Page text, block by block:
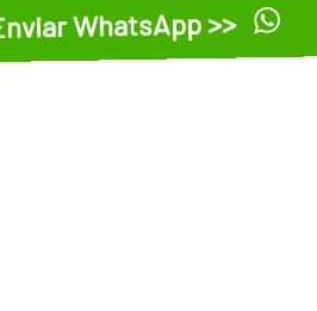
WhatsApp >>